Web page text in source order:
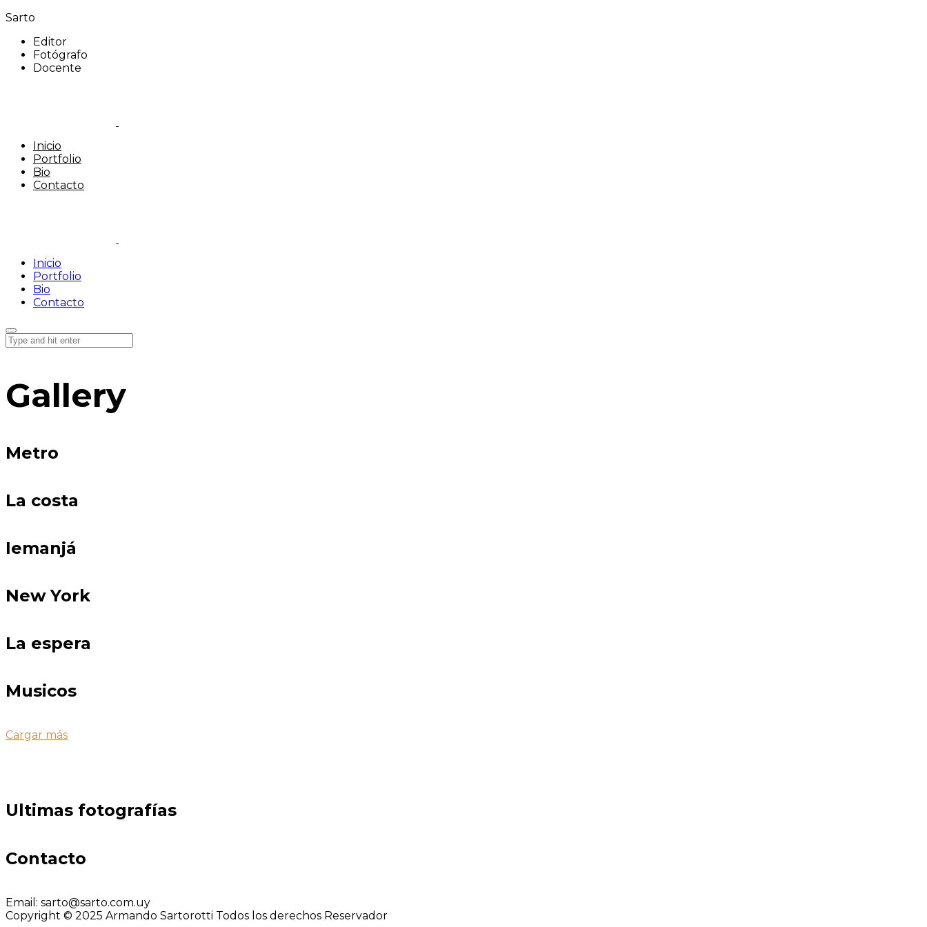
Sarto
Editor
Fotógrafo
Docente
Inicio
Portfolio
Bio
Contacto
Inicio
Portfolio
Bio
Contacto
Gallery
Metro
La costa
Iemanjá
New York
La espera
Musicos
Cargar más
Ultimas fotografías
Contacto
Email: sarto@sarto.com.uy
Copyright © 2025 Armando Sartorotti Todos los derechos Reservador